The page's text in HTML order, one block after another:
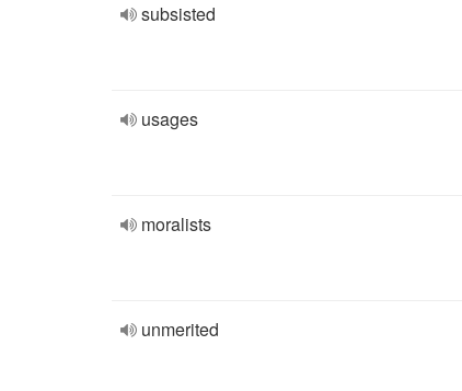
subsisted
usages
moralists
unmerited